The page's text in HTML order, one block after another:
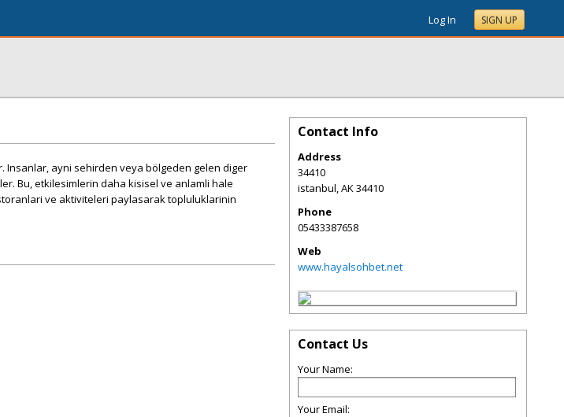
Log In SIGN UP
Insanlar, ayni sehirden veya bölgeden gelen diger
Bu, etkilesimlerin daha kisisel ve anlamli hale
ve aktiviteleri paylasarak topluluklarinin
Contact Info
Address
34410
istanbul,AK34410
Phone
05433387658
Web
www.hayalsohbet.net
Contact Us
Your Name:
Your Email: